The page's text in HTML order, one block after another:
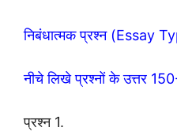
निबंधात्मक प्रश्न (Essay
नीचे लिखे प्रश्नों के उत्तर
प्रश्न 1.